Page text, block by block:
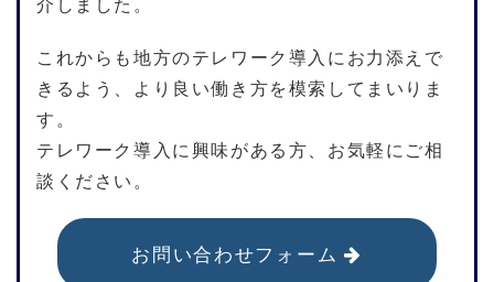
これからも地方のテレワーク導入にお力添えで
きるよう、より良い働き方を模索してまいりま
す。
テレワーク導入に興味がある方、お気軽にご相
談ください。
お問い合わせフォーム